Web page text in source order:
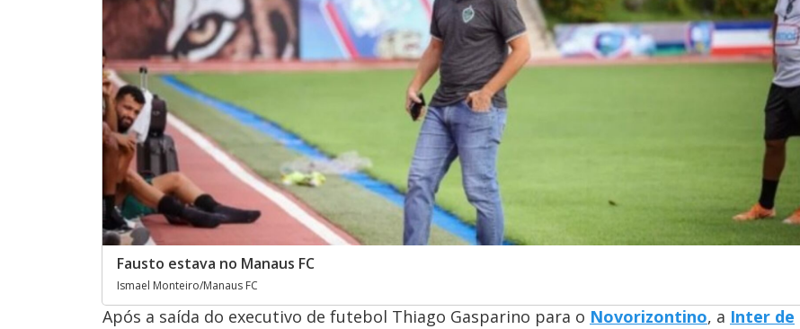
Fausto estava no Manaus FC
Ismael Monteiro/Manaus FC
Após a saída do executivo de futebol Thiago Gasparino para o Novorizontino, a Inter de